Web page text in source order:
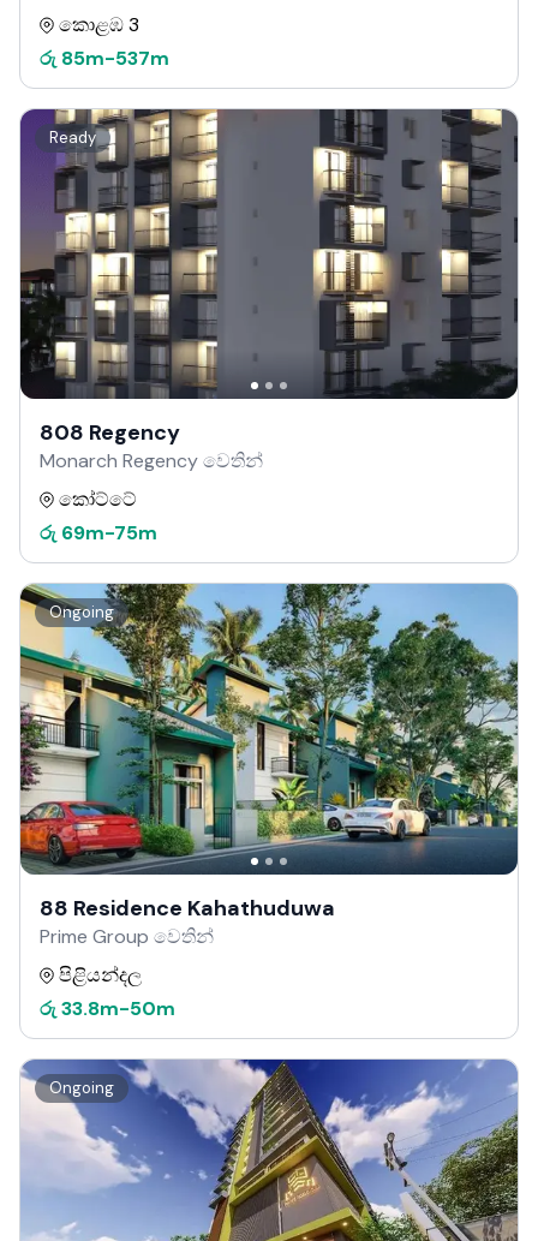
කොළඹ 3
රු 85m-537m
Ready
808 Regency
Monarch Regency වෙතින්
කෝට්ටේ
රු 69m-75m
Ongoing
88 Residence Kahathuduwa
Prime Group වෙතින්
පිළියන්දල
රු 33.8m-50m
Ongoing